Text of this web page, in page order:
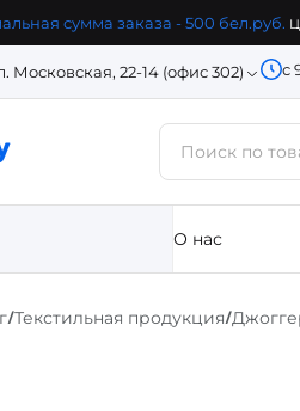
сумма заказа - 500 бел.руб.
Московская, 22-14 (офис 302) с
О нас
/Текстильная продукция/